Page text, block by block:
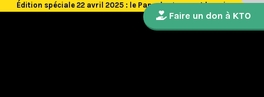
Édition spéciale 22 avril 2025 : le Pape, la guerre et la paix
Faire un don à KTO